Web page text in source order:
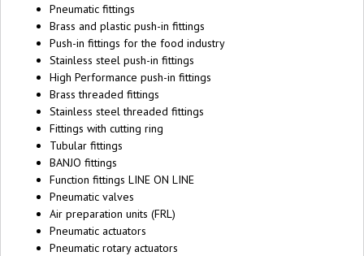
Pneumatic fittings
Brass and plastic push-in fittings
Push-in fittings for the food industry
Stainless steel push-in fittings
High Performance push-in fittings
Brass threaded fittings
Stainless steel threaded fittings
Fittings with cutting ring
Tubular fittings
BANJO fittings
Function fittings LINE ON LINE
Pneumatic valves
Air preparation units (FRL)
Pneumatic actuators
Pneumatic rotary actuators